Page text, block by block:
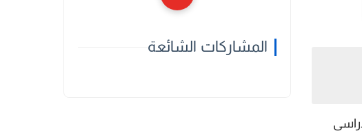
المشاركات الشائعة